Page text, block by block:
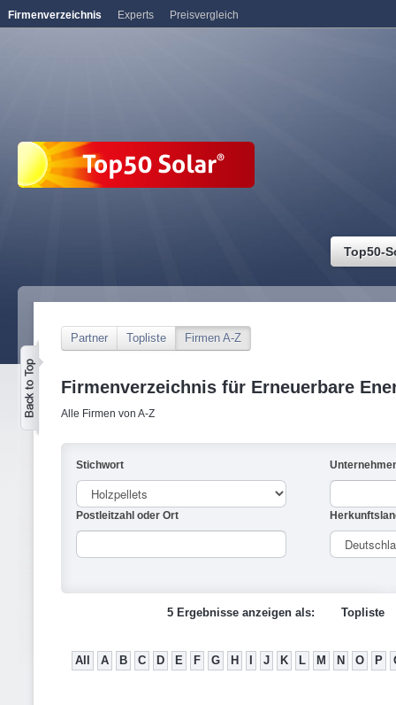
Top50-
Partner Topliste Firmen A-Z
Firmenverzeichnis für Erneuerbare
Alle Firmen von A-Z
Stichwort
Postleitzahl oder Ort
5 Ergebnisse anzeigen als: Topliste
All A B C D E F G H J K L M N O P
Firmenverzeichnis Experts Preisvergleich